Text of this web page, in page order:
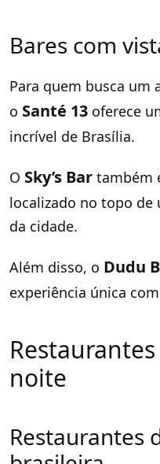
Bares com
Para quem busca um
o Santé 13 oferece
incrível de Brasília.
O Sky’s Bar também
localizado no topo de
da cidade.
Além disso, o Dudu
experiência única
noite
Restaurantes